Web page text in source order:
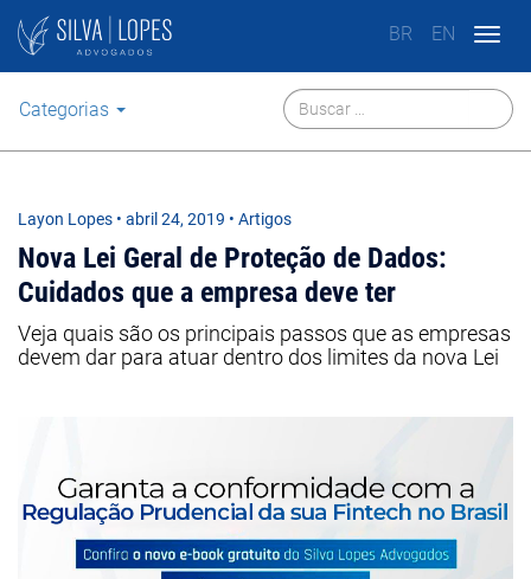
BR EN
Categorias
Layon Lopes • abril 24, 2019 • Artigos
Nova Lei Geral de Proteção de Dados:
Cuidados que a empresa deve ter
Veja quais são os principais passos que as empresas
devem dar para atuar dentro dos limites da nova Lei